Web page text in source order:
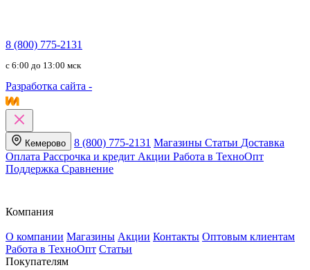
8 (800) 775-2131
c 6:00 до 13:00 мск
Разработка сайта -
Кемерово 8 (800) 775-2131 Магазины Статьи Доставка
Оплата Рассрочка и кредит Акции Работа в ТехноОпт
Поддержка Сравнение
Компания
О компании Магазины Акции Контакты Оптовым клиентам
Работа в ТехноОпт Статьи
Покупателям